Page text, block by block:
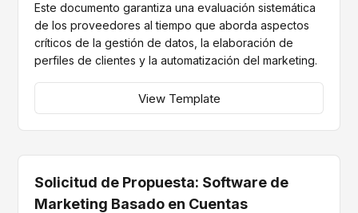
Este documento garantiza una evaluación sistemática
de los proveedores al tiempo que aborda aspectos
críticos de la gestión de datos, la elaboración de
perfiles de clientes y la automatización del marketing.
View Template
Solicitud de Propuesta: Software de
Marketing Basado en Cuentas